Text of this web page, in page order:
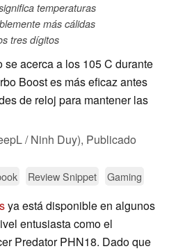
temperaturas
más cálidas
tres dígitos
acerca a los 105 C durante
Boost es más eficaz antes
de reloj para mantener las
/ Ninh Duy), Publicado
Review Snippet Gaming
ya está disponible en algunos
entusiasta como el
Predator PHN18. Dado que